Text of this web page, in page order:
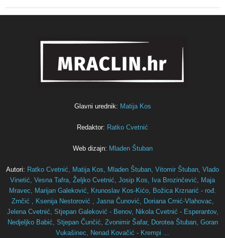
Glavni urednik: Matija Kos
Redaktor: Ratko Cvetnić
Web dizajn: Mladen Štuban
Autori: Ratko Cvetnić, Matija Kos, Mladen Štuban, Vitomir Štuban, Vlado
Vinetić, Vesna Tafra, Željko Cvetnić, Josip Kos, Iva Brozinčević, Maja
Mravec, Marijan Galeković, Krunoslav Kos-Kićo, Božica Krznarić - rođ.
Zrnčić , Ksenija Nestorović , Jasna Čunović, Doriana Crnić-Vlahovac,
Jelena Cvetnić, Stjepan Galeković - Benov, Nikola Cvetnić - Esperantov,
Nedjeljko Babić, Stjepan Čunčić, Zvonimir Šafar, Dorotea Štuban, Goran
Vukašinec, Nenad Kovačić - Krempi ...